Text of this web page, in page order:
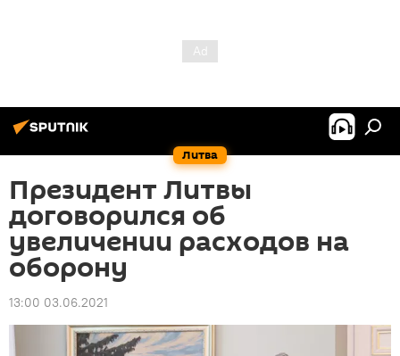
Литва
Президент Литвы
договорился об
увеличении расходов на
оборону
13:00 03.06.2021